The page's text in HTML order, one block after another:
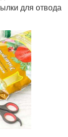
для отвода